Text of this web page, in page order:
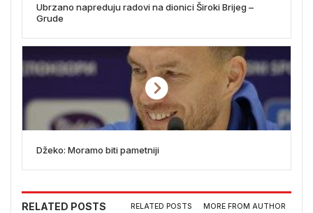
Ubrzano napreduju radovi na dionici Široki Brijeg –
Grude
Džeko: Moramo biti pametniji
RELATED POSTS RELATED POSTS MORE FROM AUTHOR